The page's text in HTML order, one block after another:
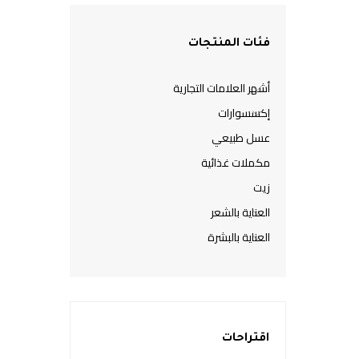
فئات المنتجات
أشهر العلامات التجارية
إكسسوارات
عسل طبيعي
مكملات غذائية
زيت
العناية بالشعر
العناية بالبشرة
اقتراحات